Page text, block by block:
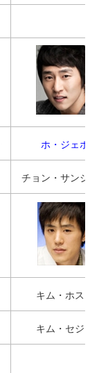
ホ・ジェホ
チョン・サンジ
キム・ホスン
キム・セジン